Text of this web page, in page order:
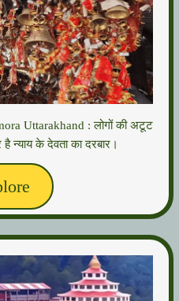
Uttarakhand : लोगों की अटूट
न्याय के देवता का दरबार।